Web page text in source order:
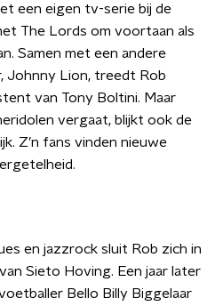
een eigen tv-serie bij de
The Lords om voortaan als
Samen met een andere
Johnny Lion, treedt Rob
van Tony Boltini. Maar
vergaat, blijkt ook de
Z’n fans vinden nieuwe
en jazzrock sluit Rob zich in
Sieto Hoving. Een jaar later
Bello Billy Biggelaar